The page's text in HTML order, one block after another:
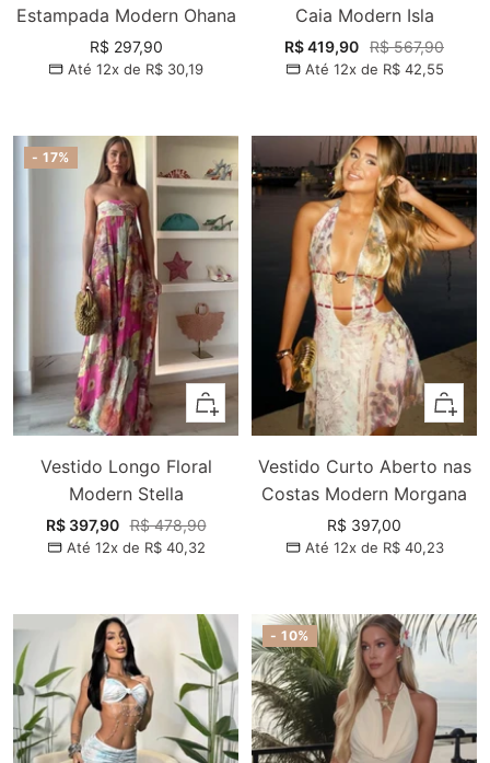
Estampada Modern Ohana
Preço
promocional
R$ 297,90
Até 12x de R$ 30,19
Caia Modern Isla
Preço
promocional
R$ 419,90 Preço
normal
R$ 567,90
Até 12x de R$ 42,55
- 17%
Adicionar
Vestido Longo Floral
Modern Stella
Preço
promocional
R$ 397,90 Preço
normal
R$ 478,90
Até 12x de R$ 40,32
Vestido Curto Aberto nas
Costas Modern Morgana
Preço
promocional
R$ 397,00
Até 12x de R$ 40,23
- 10%